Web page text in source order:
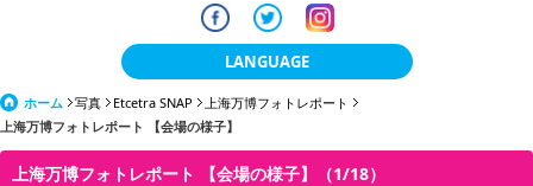
LANGUAGE
日本語
한국어
ホーム 写真 Etcetra SNAP
上海万博フォトレポート
上海万博フォトレポート 【会場の様子】
上海万博フォトレポート 【会場の様子】（1/18）